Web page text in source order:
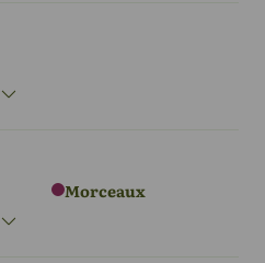
Morceaux